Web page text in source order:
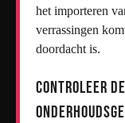
het importeren
verrassingen
doordacht is.
Controleer